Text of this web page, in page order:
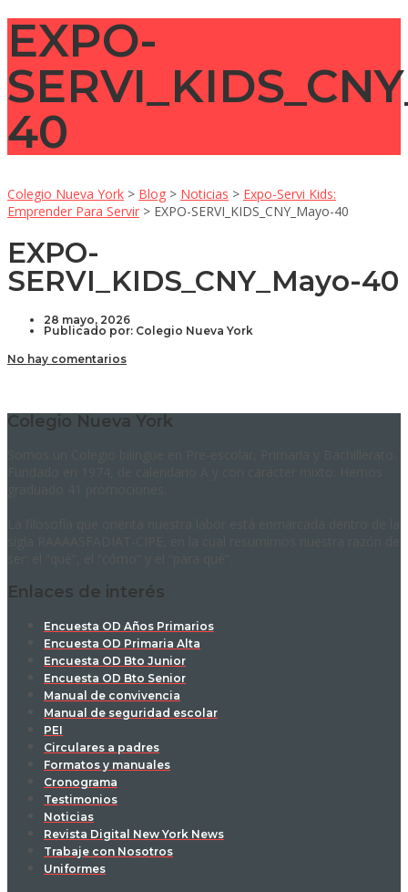
EXPO-
40
Colegio Nueva York > Blog > Noticias > Expo-Servi Kids:
Emprender Para Servir > EXPO-SERVI_KIDS_CNY_Mayo-40
EXPO-
SERVI_KIDS_CNY_Mayo-40
28 mayo, 2026
Publicado por: Colegio Nueva York
No hay comentarios
Colegio Nueva York
Enlaces de interés
Encuesta OD Años Primarios
Encuesta OD Primaria Alta
Encuesta OD Bto Junior
Encuesta OD Bto Senior
Manual de convivencia
Manual de seguridad escolar
PEI
Circulares a padres
Formatos y manuales
Cronograma
Testimonios
Noticias
Revista Digital New York News
Trabaje con Nosotros
Uniformes